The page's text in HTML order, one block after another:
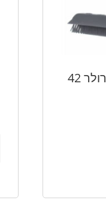
מטאטא סיליקון מפרקי טירולר 42